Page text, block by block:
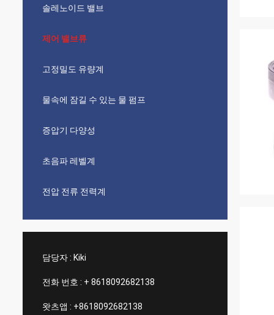
솔레노이드 밸브
제어 밸브류
고정밀도 유량계
물속에 잠길 수 있는 물 펌프
증압기 다양성
초음파 레벨계
전압 전류 전력계
담당자 : Kiki
전화 번호 : + 8618092682138
왓츠앱 : +8618092682138